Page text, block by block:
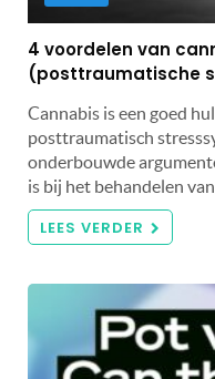
4 voordelen van
(posttraumatische
Cannabis is een goed
posttraumatisch
onderbouwde
is bij het behandelen van
LEES VERDER